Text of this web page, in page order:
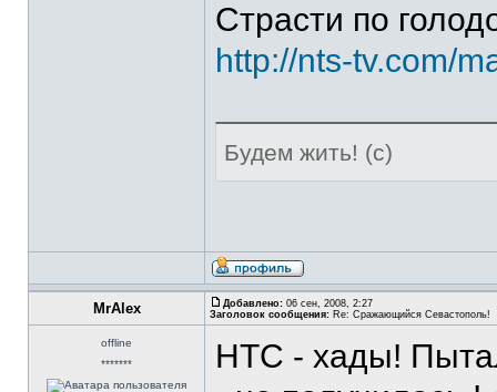
Страсти по
http://nts-tv.com/
Будем жить! (с)
MrAlex Добавлено: 06 сен, 2008, 2:27
Заголовок сообщения: Re: Сражающийся Севастополь!
offline
*******
НТС - хады!